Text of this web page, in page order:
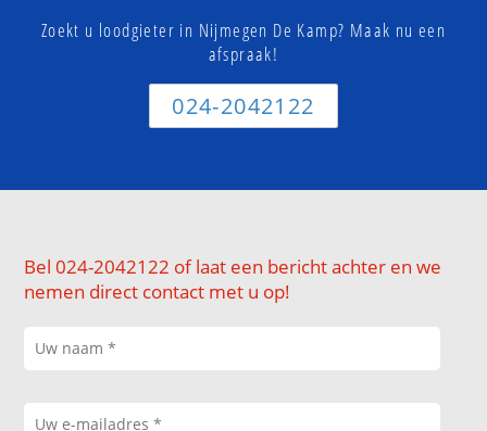
Zoekt u loodgieter in Nijmegen De Kamp? Maak nu een
afspraak!
024-2042122
Bel 024-2042122 of laat een bericht achter en we
nemen direct contact met u op!